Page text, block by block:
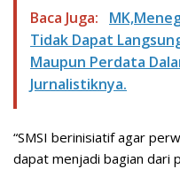
Baca Juga:
Tidak Dapat
Maupun Perdata
Jurnalistiknya.
“SMSI berinisiatif agar
dapat menjadi bagian dari